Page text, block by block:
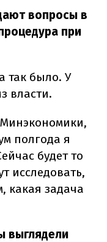
вопросы в
при
так было. У
власти.
полгода я
будет то
исследовать,
какая задача
выглядели